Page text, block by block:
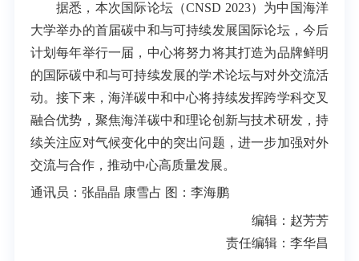
据悉，本次国际论坛（CNSD 2023）为中国海洋
大学举办的首届碳中和与可持续发展国际论坛，今后
计划每年举行一届，中心将努力将其打造为品牌鲜明
的国际碳中和与可持续发展的学术论坛与对外交流活
动。接下来，海洋碳中和中心将持续发挥跨学科交叉
融合优势，聚焦海洋碳中和理论创新与技术研发，持
续关注应对气候变化中的突出问题，进一步加强对外
交流与合作，推动中心高质量发展。
通讯员：张晶晶 康雪占 图：李海鹏
编辑：赵芳芳
责任编辑：李华昌